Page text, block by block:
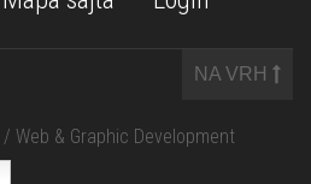
NA VRH
/ Web & Graphic Development